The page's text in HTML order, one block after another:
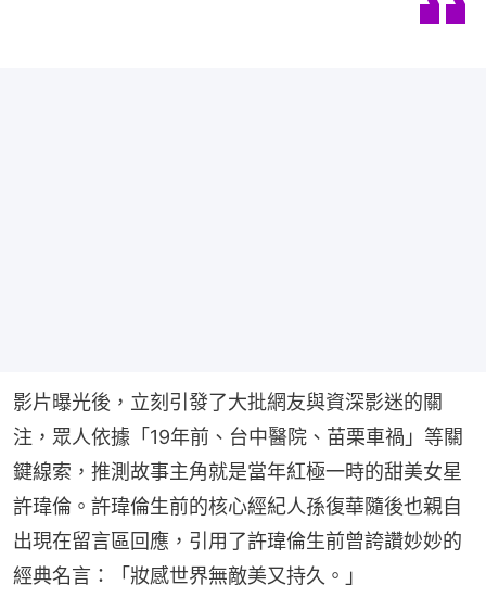
影片曝光後，立刻引發了大批網友與資深影迷的關
注，眾人依據「19年前、台中醫院、苗栗車禍」等關
鍵線索，推測故事主角就是當年紅極一時的甜美女星
許瑋倫。許瑋倫生前的核心經紀人孫復華隨後也親自
出現在留言區回應，引用了許瑋倫生前曾誇讚妙妙的
經典名言：「妝感世界無敵美又持久。」